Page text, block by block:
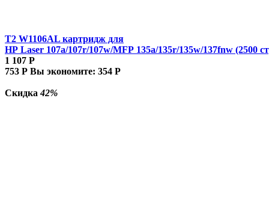
T2 W1106AL картридж для
HP Laser 107a/107r/107w/MFP 135a/135r/135w/137fnw (2500
1 107 Р
753 Р Вы экономите: 354 Р
Скидка42%